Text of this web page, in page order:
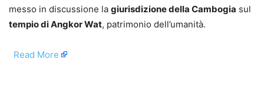
messo in discussione la giurisdizione della Cambogia sul
tempio di Angkor Wat, patrimonio dell’umanità.
Read More